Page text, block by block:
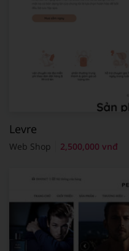
Levre
Web Shop 2,500,000 vnđ